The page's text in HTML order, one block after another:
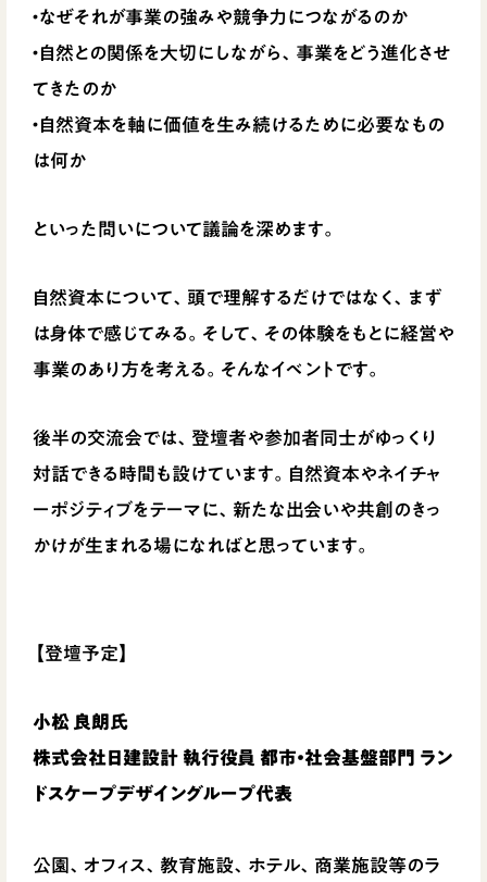
・なぜそれが事業の強みや競争力につながるのか
・自然との関係を大切にしながら、事業をどう進化させ
てきたのか
・自然資本を軸に価値を生み続けるために必要なもの
は何か
といった問いについて議論を深めます。
自然資本について、頭で理解するだけではなく、まず
は身体で感じてみる。そして、その体験をもとに経営や
事業のあり方を考える。そんなイベントです。
後半の交流会では、登壇者や参加者同士がゆっくり
対話できる時間も設けています。自然資本やネイチャ
ーポジティブをテーマに、新たな出会いや共創のきっ
かけが生まれる場になればと思っています。
【登壇予定】
小松 良朗氏
株式会社日建設計 執行役員 都市・社会基盤部門 ラン
ドスケープデザイングループ代表
公園、オフィス、教育施設、ホテル、商業施設等のラ